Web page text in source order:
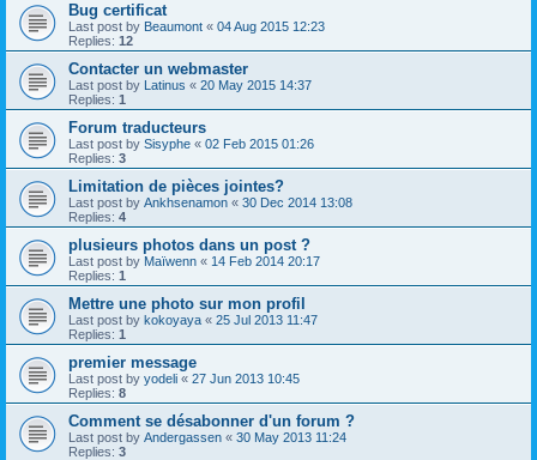
Bug certificat
Last post by Beaumont « 04 Aug 2015 12:23
Replies: 12
Contacter un webmaster
Last post by Latinus « 20 May 2015 14:37
Replies: 1
Forum traducteurs
Last post by Sisyphe « 02 Feb 2015 01:26
Replies: 3
Limitation de pièces jointes?
Last post by Ankhsenamon « 30 Dec 2014 13:08
Replies: 4
plusieurs photos dans un post ?
Last post by Maïwenn « 14 Feb 2014 20:17
Replies: 1
Mettre une photo sur mon profil
Last post by kokoyaya « 25 Jul 2013 11:47
Replies: 1
premier message
Last post by yodeli « 27 Jun 2013 10:45
Replies: 8
Comment se désabonner d'un forum ?
Last post by Andergassen « 30 May 2013 11:24
Replies: 3